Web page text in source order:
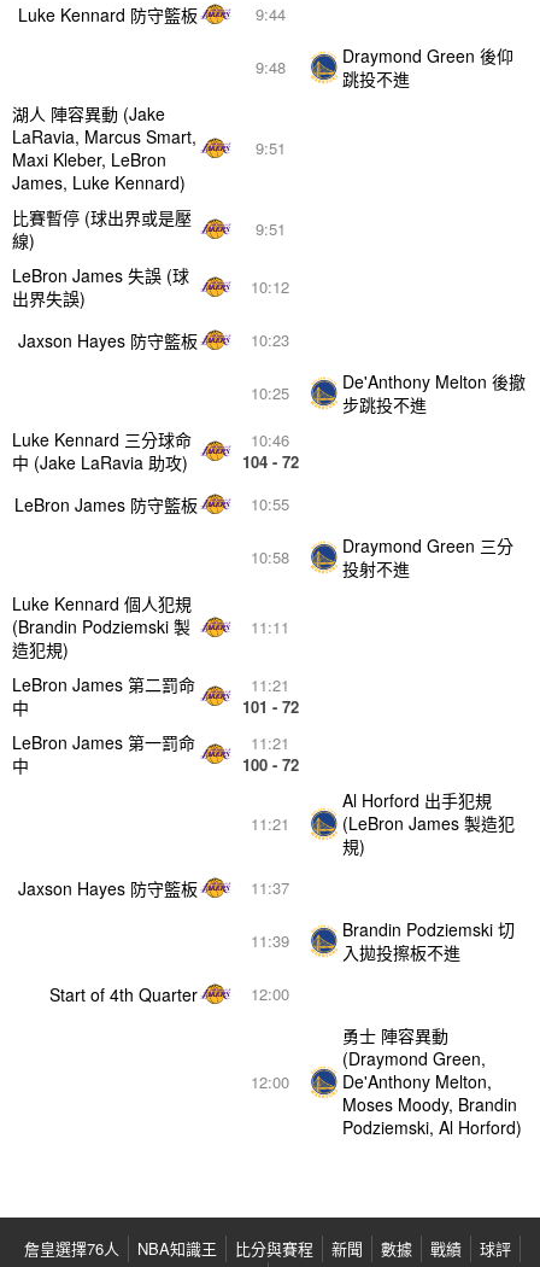
12:00
勇士 陣容異動
(Draymond Green,
De'Anthony Melton,
Moses Moody, Brandin
Podziemski, Al Horford)
12:00
Start of 4th Quarter
11:39
Brandin Podziemski 切
入拋投擦板不進
11:37
Jaxson Hayes 防守籃板
11:21
Al Horford 出手犯規
(LeBron James 製造犯
規)
11:21
100 - 72
LeBron James 第一罰命
中
11:21
101 - 72
LeBron James 第二罰命
中
11:11
Luke Kennard 個人犯規
(Brandin Podziemski 製
造犯規)
10:58
Draymond Green 三分
投射不進
10:55
LeBron James 防守籃板
10:46
104 - 72
Luke Kennard 三分球命
中 (Jake LaRavia 助攻)
10:25
De'Anthony Melton 後撤
步跳投不進
10:23
Jaxson Hayes 防守籃板
10:12
LeBron James 失誤 (球
出界失誤)
9:51
比賽暫停 (球出界或是壓
線)
9:51
湖人 陣容異動 (Jake
LaRavia, Marcus Smart,
Maxi Kleber, LeBron
James, Luke Kennard)
9:48
Draymond Green 後仰
跳投不進
9:44
Luke Kennard 防守籃板
詹皇選擇76人 NBA知識王 比分與賽程 新聞 數據 戰績
球評